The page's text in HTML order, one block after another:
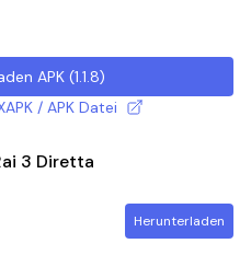
APK (1.1.8)
/ APK Datei
3 Diretta
Herunterladen